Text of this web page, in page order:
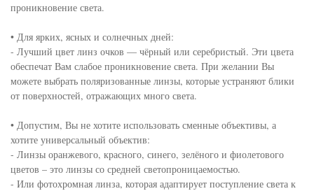
проникновение света.
• Для ярких, ясных и солнечных дней:
- Лучший цвет линз очков — чёрный или серебристый. Эти цвета
обеспечат Вам слабое проникновение света. При желании Вы
можете выбрать поляризованные линзы, которые устраняют блики
от поверхностей, отражающих много света.
• Допустим, Вы не хотите использовать сменные объективы, а
хотите универсальный объектив:
- Линзы оранжевого, красного, синего, зелёного и фиолетового
цветов – это линзы со средней светопроницаемостью.
- Или фотохромная линза, которая адаптирует поступление света к